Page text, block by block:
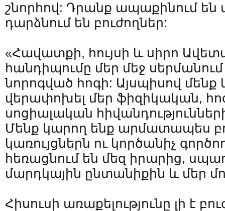
շնորհով: Դրանք ապաքինում են
դարձնում են բուժողներ:
«Հավատքի, հույսի և սիրո
հանդիպումը մեր մեջ
նորոգված հոգի: Այսպիսով մենք
վերափոխել մեր ֆիզիկական,
սոցիալական
Մենք կարող ենք արմատապես
կառույցներն ու կործանիչ
հեռացնում են մեզ իրարից,
մարդկային ընտանիքին և մեր
Հիսուսի առաքելությունը լի է